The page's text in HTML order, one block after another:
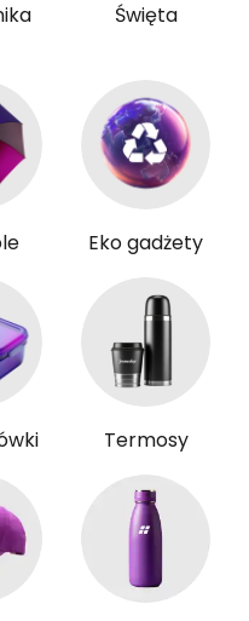
Święta
Eko gadżety
Termosy